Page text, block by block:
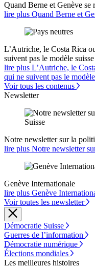
Quand Berne et Genève se
lire plus Quand Berne et
L’Autriche, le Costa Rica
suivent pas le modèle suisse
lire plus L’Autriche, le
qui ne suivent pas le
Voir tous les contenus
Newsletter
Notre newsletter sur la
lire plus Notre newsletter
Genève Internationale
lire plus Genève
Voir toutes les newsletter
Démocratie Suisse
Guerres de l’information
Démocratie numérique
Élections mondiales
Les meilleures histoires